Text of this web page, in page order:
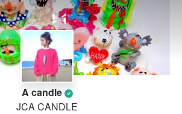
A candle
JCA CANDLE